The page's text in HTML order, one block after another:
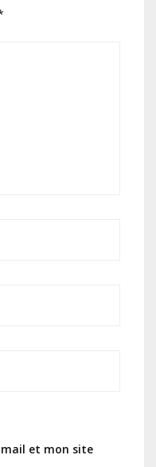
et mon site